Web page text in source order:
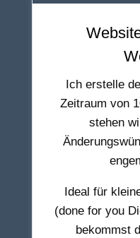
Ich erstelle
Zeitraum von
stehen
Ideal für
(done for you
bekommst